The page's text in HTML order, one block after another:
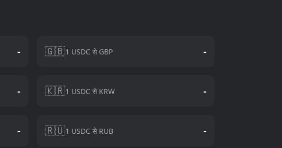
- 🇬🇧1 USDC से GBP -
- 🇰🇷1 USDC से KRW -
- 🇷🇺1 USDC से RUB -